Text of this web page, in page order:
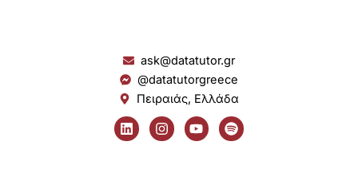
ask@datatutor.gr
@datatutorgreece
Πειραιάς, Ελλάδα
L
i
n
I
n
s
Y
o
u
S
p
o